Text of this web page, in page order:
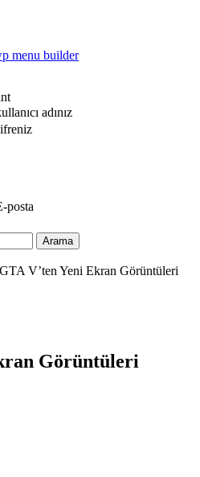
menu builder
adınız
posta
GTA V’ten Yeni Ekran Görüntüleri
Görüntüleri